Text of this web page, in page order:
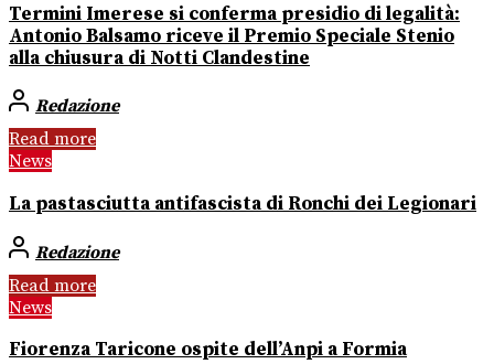
Termini Imerese si conferma presidio di legalità:
Antonio Balsamo riceve il Premio Speciale Stenio
alla chiusura di Notti Clandestine
Redazione
Read more
News
La pastasciutta antifascista di Ronchi dei Legionari
Redazione
Read more
News
Fiorenza Taricone ospite dell’Anpi a Formia